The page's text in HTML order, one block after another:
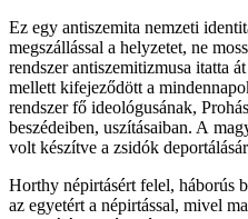
Ez egy antiszemita nemzeti
megszállással a helyzetet, ne
rendszer antiszemitizmusa itatta
mellett kifejeződött a
rendszer fő ideológusának,
beszédeiben, uszításaiban. A
volt készítve a zsidók
Horthy népirtásért felel, háborús
az egyetért a népirtással, mivel